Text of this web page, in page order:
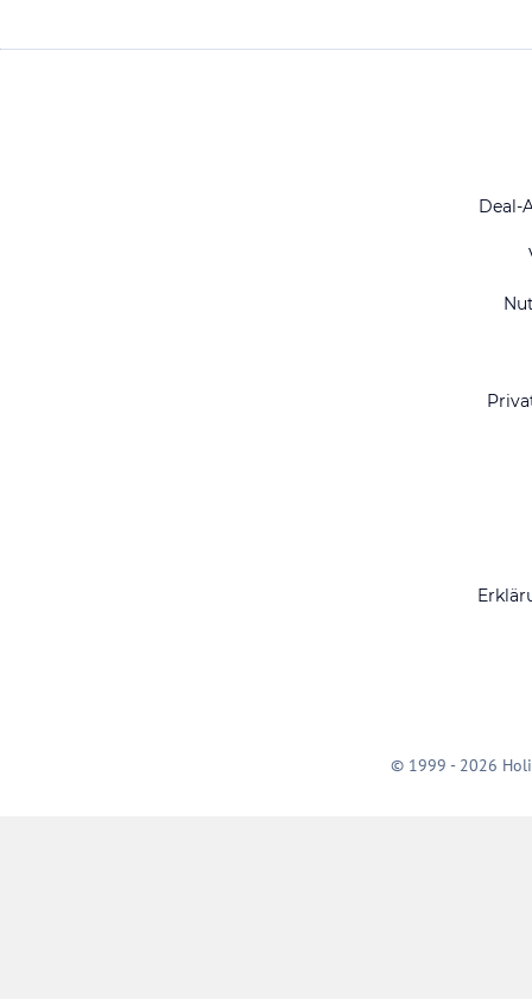
Deal-
© 1999 - 2026